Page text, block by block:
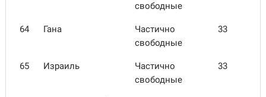
свободные
64 Гана
Частично
свободные
33
65 Израиль
Частично
свободные
33